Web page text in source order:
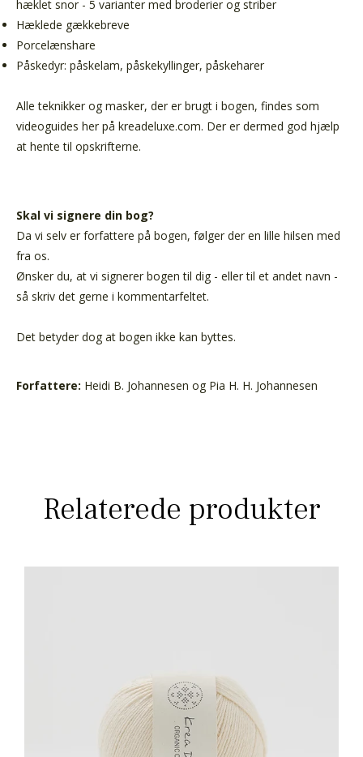
hæklet snor - 5 varianter med broderier og striber
Hæklede gækkebreve
Porcelænshare
Påskedyr: påskelam, påskekyllinger, påskeharer
Alle teknikker og masker, der er brugt i bogen, findes som
videoguides her på kreadeluxe.com. Der er dermed god hjælp
at hente til opskrifterne.
Skal vi signere din bog?
Da vi selv er forfattere på bogen, følger der en lille hilsen med
fra os.
Ønsker du, at vi signerer bogen til dig - eller til et andet navn -
så skriv det gerne i kommentarfeltet.
Det betyder dog at bogen ikke kan byttes.
Forfattere: Heidi B. Johannesen og Pia H. H. Johannesen
Relaterede produkter